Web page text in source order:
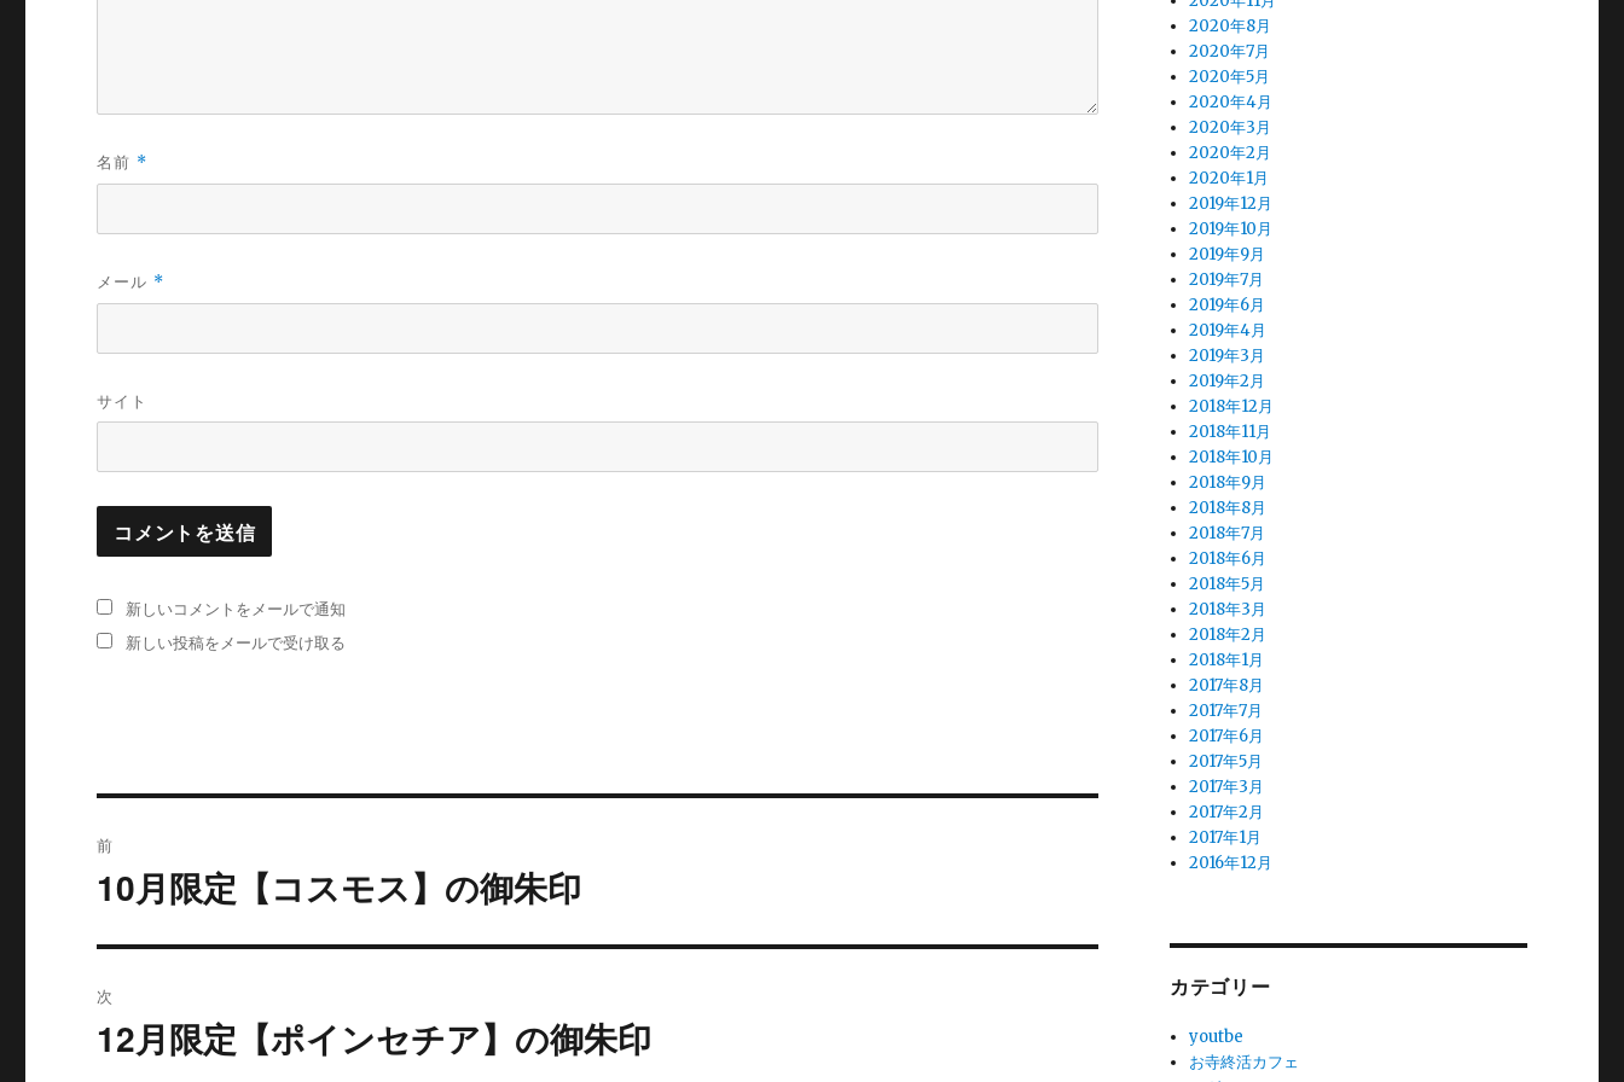
名前 *
メール *
サイト
新しいコメントをメールで通知
新しい投稿をメールで受け取る
稿
ゲ
前
過
の
投
10月限定【コスモス】の御朱印
次
次
12月限定【ポインセチア】の御朱印
2020年8月
2020年7月
2020年5月
2020年4月
2020年3月
2020年2月
2020年1月
2019年12月
2019年10月
2019年9月
2019年7月
2019年6月
2019年4月
2019年3月
2019年2月
2018年12月
2018年11月
2018年10月
2018年9月
2018年8月
2018年7月
2018年6月
2018年5月
2018年3月
2018年2月
2018年1月
2017年8月
2017年7月
2017年6月
2017年5月
2017年3月
2017年2月
2017年1月
2016年12月
カテゴリー
youtbe
お寺終活カフェ